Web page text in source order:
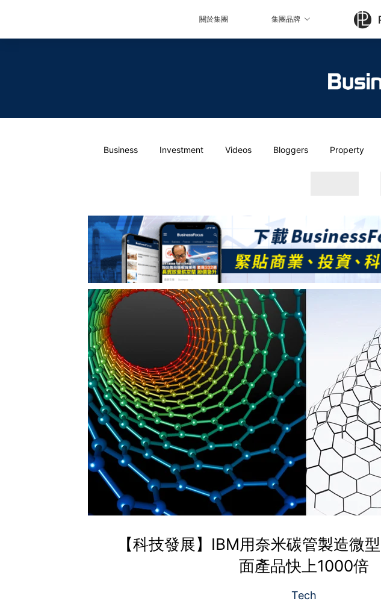
關於集團 集團品牌
Business Investment Videos Bloggers Property
【科技發展】IBM用奈米碳管製造微
面產品快上1000倍
Tech